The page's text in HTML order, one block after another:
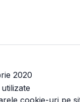
2020
cookie-uri pe